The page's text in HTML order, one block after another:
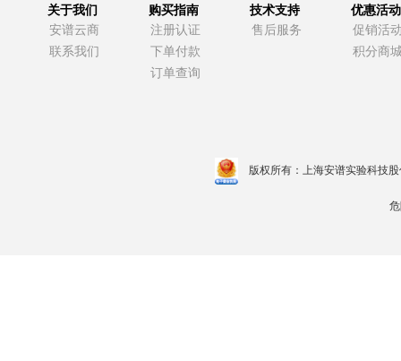
关于我们
安谱云商
联系我们
购买指南
注册认证
下单付款
订单查询
技术支持
售后服务
优惠活动
促销活
积分商
版权所有：上海安谱实验科技
危